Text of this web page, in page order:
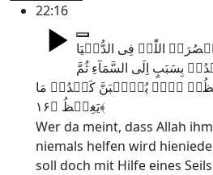
22:16
اللّٰہُ فِی الدُّنۡیَا
بِسَبَبٍ اِلَی السَّمَآءِ ثُمَّ
ہَلۡ یُذۡہِبَنَّ کَیۡدُہٗ مَا
یَغِیۡظُ ﴿۱۶﴾
Wer da meint, dass Allah
niemals helfen wird
soll doch mit Hilfe eines